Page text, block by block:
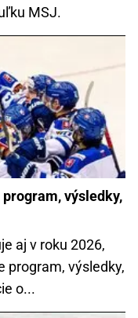
MSJ.
výsledky,
aj v roku 2026,
program, výsledky,
o...